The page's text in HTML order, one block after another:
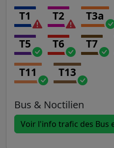
T1 T2 T3a
T5 T6 T7
T11 T13
Bus & Noctilien
Voir l'info trafic des Bus